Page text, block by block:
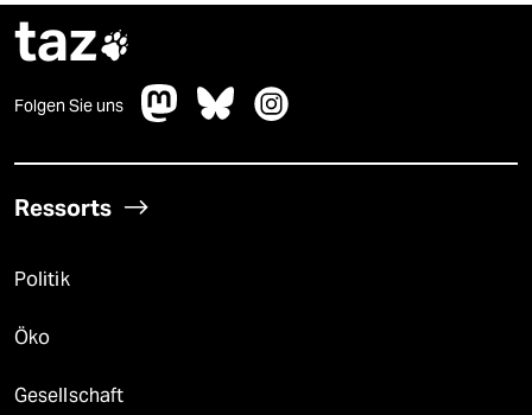
taz
Folgen Sie uns
Ressorts
Politik
Öko
Gesellschaft